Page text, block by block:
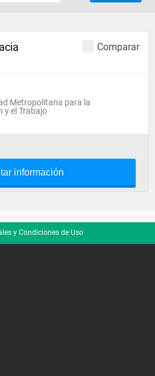
Comparar
Metropolitana para la
y el Trabajo
información
y Condiciones de Uso